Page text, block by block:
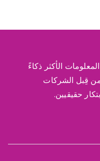
c
الأكثر ذكاءً
من قِبل الشركات
حقيقيين.